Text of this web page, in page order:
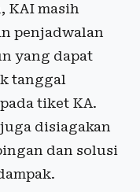
KAI masih
penjadwalan
yang dapat
tanggal
tiket KA.
disiagakan
dan solusi